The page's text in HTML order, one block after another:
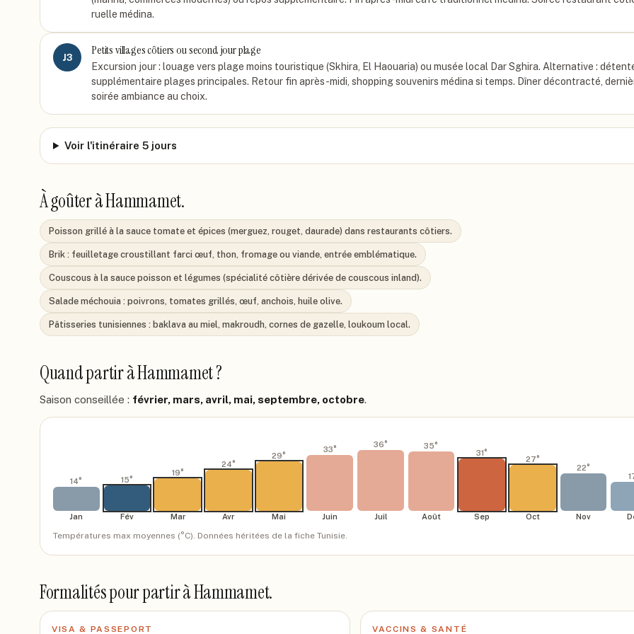
ruelle médina.
J3 Petits villages côtiers ou second jour plage
Excursion jour : louage vers plage moins touristique (Skhira, El Haouaria) ou musée local Dar Sghira. Alternative :
supplémentaire plages principales. Retour fin après-midi, shopping souvenirs médina si temps. Dîner décontracté,
soirée ambiance au choix.
Voir l'itinéraire 5 jours
À goûter àHammamet.
Poisson grillé à la sauce tomate et épices (merguez, rouget, daurade) dans restaurants côtiers.
Brik : feuilletage croustillant farci œuf, thon, fromage ou viande, entrée emblématique.
Couscous à la sauce poisson et légumes (spécialité côtière dérivée de couscous inland).
Salade méchouia : poivrons, tomates grillés, œuf, anchois, huile olive.
Pâtisseries tunisiennes : baklava au miel, makroudh, cornes de gazelle, loukoum local.
Quand partir àHammamet?
Saison conseillée : février, mars, avril, mai, septembre, octobre.
14°
Jan
15°
Fév
19°
Mar
24°
Avr
29°
Mai
33°
Juin
36°
Juil
35°
Août
31°
Sep
27°
Oct
22°
Nov
Températures max moyennes (°C). Données héritées de la fiche Tunisie.
Formalités pour partir àHammamet.
VISA & PASSEPORT VACCINS & SANTÉ